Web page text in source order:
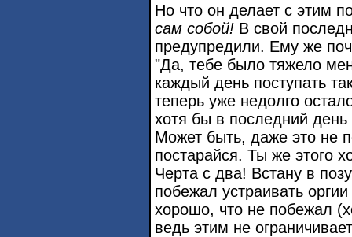
Но что он делает с этим
сам собой! В свой
предупредили. Ему же
"Да, тебе было тяжело
каждый день поступать
теперь уже недолго
хотя бы в последний
Может быть, даже это не
постарайся. Ты же этого
Черта с два! Встану в
побежал устраивать
хорошо, что не побежал
ведь этим не